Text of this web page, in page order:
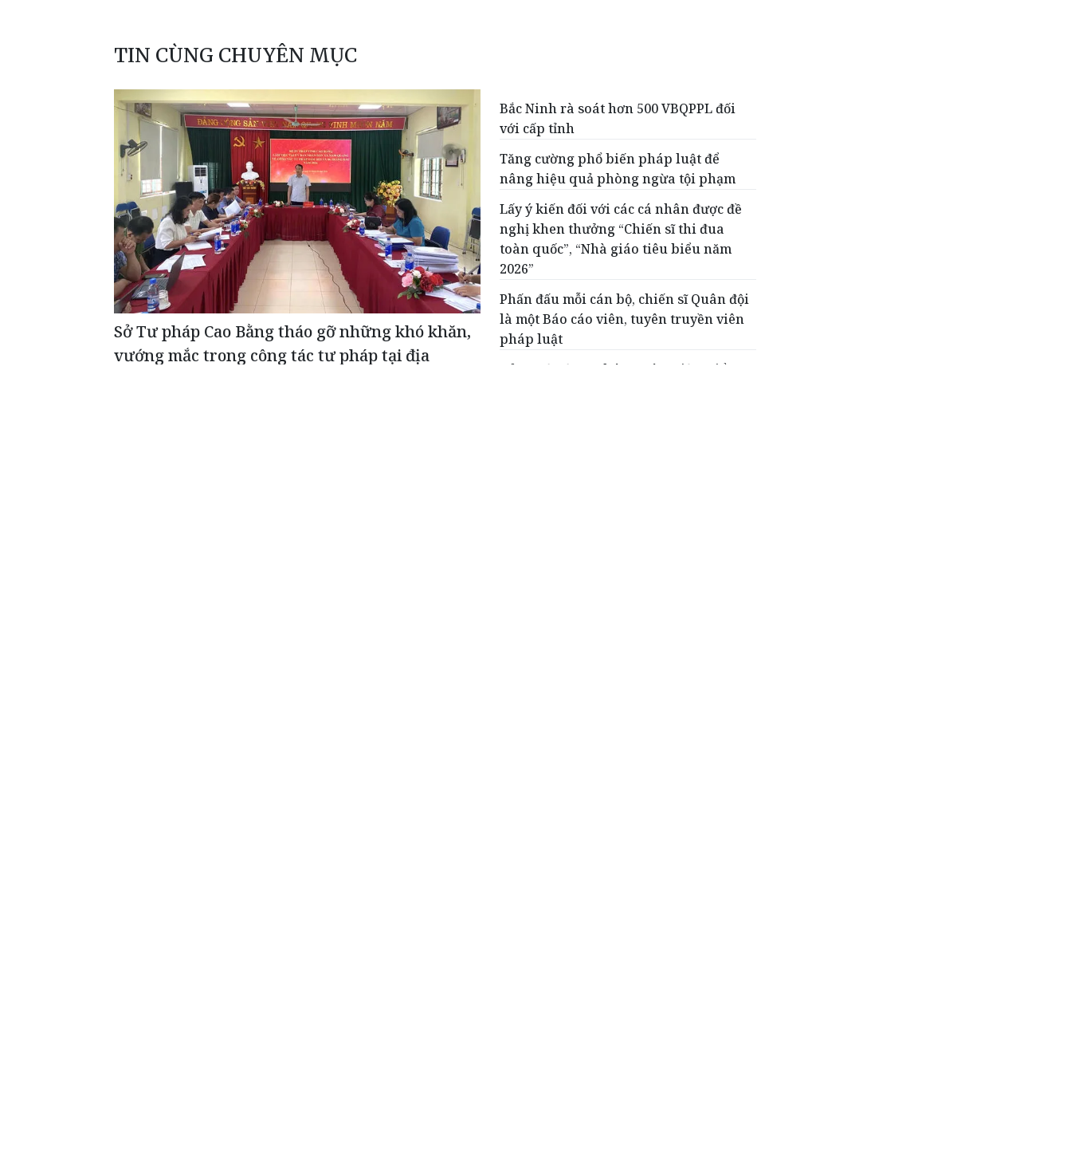
TIN CÙNG CHUYÊN MỤC
Sở Tư pháp Cao Bằng tháo gỡ những khó khăn,
vướng mắc trong công tác tư pháp tại địa
Bắc Ninh rà soát hơn 500 VBQPPL đối
với cấp tỉnh
Tăng cường phổ biến pháp luật để
nâng hiệu quả phòng ngừa tội phạm
Lấy ý kiến đối với các cá nhân được đề
nghị khen thưởng “Chiến sĩ thi đua
toàn quốc”, “Nhà giáo tiêu biểu năm
2026”
Phấn đấu mỗi cán bộ, chiến sĩ Quân đội
là một Báo cáo viên, tuyên truyền viên
pháp luật
Đảng Bộ Bộ Tư pháp quán triệt, triển